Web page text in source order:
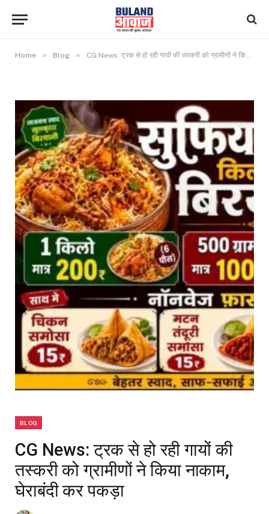
Home » Blog » CG News: ट्रक से हो रही गायों की तस्करी को ग्रामीणों ने किया नाकाम, घेराबंदी कर पकड़ा
BLOG
CG News: ट्रक से हो रही गायों की
तस्करी को ग्रामीणों ने किया नाकाम,
घेराबंदी कर पकड़ा